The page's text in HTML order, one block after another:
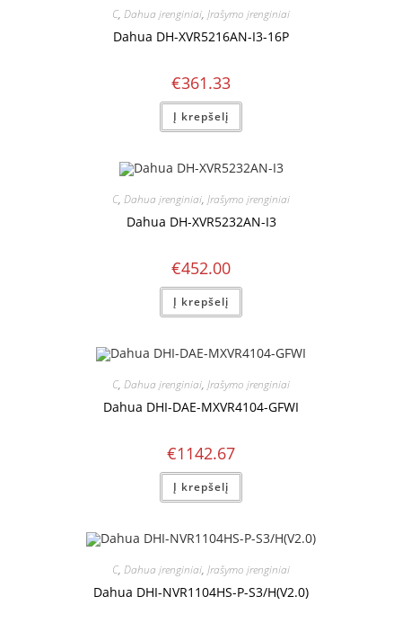
C, Dahua įrenginiai, Įrašymo įrenginiai
Dahua DH-XVR5216AN-I3-16P
€361.33
Į krepšelį
C, Dahua įrenginiai, Įrašymo įrenginiai
Dahua DH-XVR5232AN-I3
€452.00
Į krepšelį
C, Dahua įrenginiai, Įrašymo įrenginiai
Dahua DHI-DAE-MXVR4104-GFWI
€1142.67
Į krepšelį
C, Dahua įrenginiai, Įrašymo įrenginiai
Dahua DHI-NVR1104HS-P-S3/H(V2.0)